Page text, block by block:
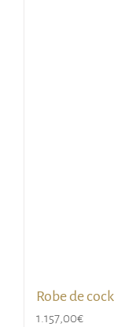
Robe de
1.157,00€